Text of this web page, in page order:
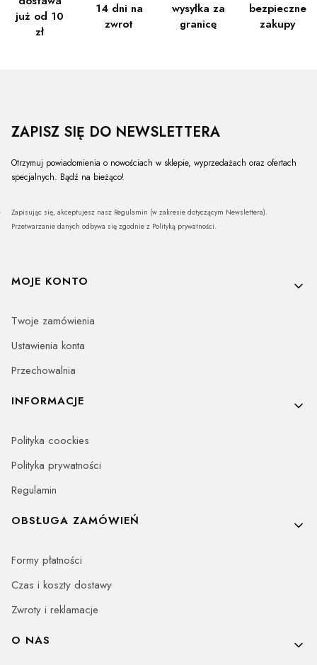
już od 10
zł
14 dni na
zwrot
wysyłka za
granicę
bezpieczne
zakupy
ZAPISZ SIĘ DO NEWSLETTERA
Otrzymuj powiadomienia o nowościach w sklepie, wyprzedażach oraz ofertach
specjalnych. Bądź na bieżąco!
Zapisując się, akceptujesz nasz Regulamin (w zakresie dotyczącym Newslettera).
Przetwarzanie danych odbywa się zgodnie z Polityką prywatności.
Linki w stopce
MOJE KONTO
Twoje zamówienia
Ustawienia konta
Przechowalnia
INFORMACJE
Polityka coockies
Polityka prywatności
Regulamin
OBSŁUGA ZAMÓWIEŃ
Formy płatności
Czas i koszty dostawy
Zwroty i reklamacje
O NAS